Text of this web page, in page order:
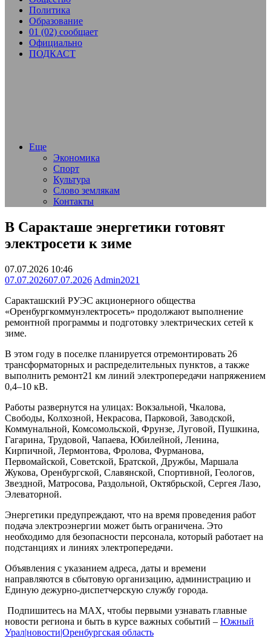
Политика
Образование
01 (02) сообщает
Официально
ПОДКАСТ
Еще
Экономика
Спорт
Культура
Слово землякам
Контакты
В Саракташе энергетики готовят
электросети к зиме
07.07.2026 10:46
07.07.202607.07.2026 Admin2021
Саракташский РУЭС акционерного общества
«Оренбургкоммунэлектросеть» продолжают выполнение
ремонтной программы и подготовку электрических сетей к
зиме.
В этом году в поселке планируется отремонтировать 26
трансформаторных и распределительных пунктов, а также
выполнить ремонт21 км линий электропередачи напряжением
0,4–10 кВ.
Работы развернутся на улицах: Вокзальной, Чкалова,
Свободы, Колхозной, Некрасова, Парковой, Заводской,
Коммунальной, Комсомольской, Фрунзе, Луговой, Пушкина,
Гагарина, Трудовой, Чапаева, Юбилейной, Ленина,
Кирпичной, Лермонтова, Фролова, Фурманова,
Первомайской, Советской, Братской, Дружбы, Маршала
Жукова, Оренбургской, Славянской, Спортивной, Геологов,
Звездной, Матросова, Раздольной, Октябрьской, Сергея Лазо,
Элеваторной.
Энергетики предупреждают, что на время проведения работ
подача электроэнергии может быть ограничена. Это
необходимо для безопасности персонала, который работает на
подстанциях и линиях электропередачи.
Объявления с указанием адреса, даты и времени
направляются в сбытовую организацию, администрацию и
Единую дежурно-диспетчерскую службу города.
Подпишитесь на MAX, чтобы первыми узнавать главные
новости региона и быть в курсе важных событий – Южный
Урал|новости|Оренбургская область